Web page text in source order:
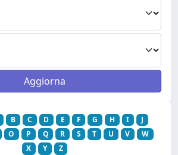
B C D E F G H I
J
O P Q R S T U V
W
X
Y Z